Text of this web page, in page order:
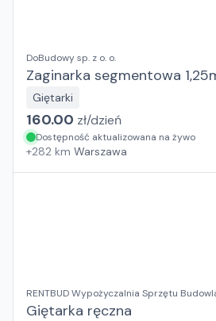
DoBudowy sp. z o. o.
Zaginarka segmentowa
Giętarki
160.00 zł/dzień
Dostępność aktualizowana na żywo
+282 km Warszawa
RENTBUD Wypożyczalnia Sprzętu
Elektronarzędzi
Giętarka ręczna